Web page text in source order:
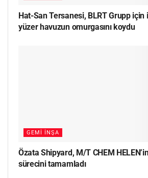
Hat-San Tersanesi, BLRT Grupp için
yüzer havuzun omurgasını koydu
GEMI İNŞA
Özata Shipyard, M/T CHEM
sürecini tamamladı